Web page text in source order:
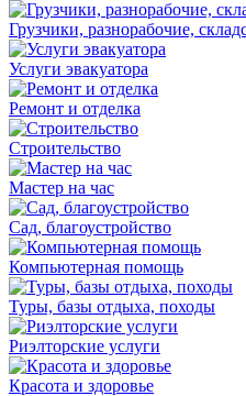
Грузчики, разнорабочие,
Услуги эвакуатора
Ремонт и отделка
Строительство
Мастер на час
Сад, благоустройство
Компьютерная помощь
Туры, базы отдыха, походы
Риэлторские услуги
Красота и здоровье